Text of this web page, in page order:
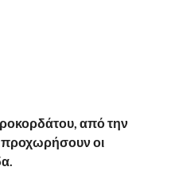
από την
οι